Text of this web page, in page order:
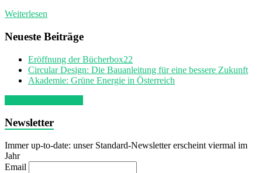
Weiterlesen
Neueste Beiträge
Eröffnung der Bücherbox22
Circular Design: Die Bauanleitung für eine bessere Zukunft
Akademie: Grüne Energie in Österreich
Newsletter
Immer up-to-date: unser Standard-Newsletter erscheint viermal im
Jahr
Email